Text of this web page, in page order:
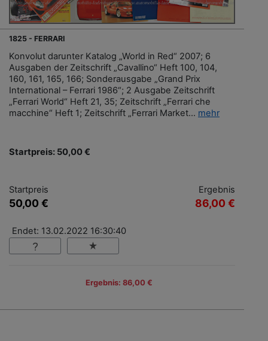
1825 - FERRARI
Konvolut darunter Katalog „World in Red“ 2007; 6
Ausgaben der Zeitschrift „Cavallino“ Heft 100, 104,
160, 161, 165, 166; Sonderausgabe „Grand Prix
International – Ferrari 1986“; 2 Ausgabe Zeitschrift
„Ferrari World“ Heft 21, 35; Zeitschrift „Ferrari che
macchine“ Heft 1; Zeitschrift „Ferrari Market... mehr
Startpreis: 50,00 €
Startpreis
50,00 €
Ergebnis
86,00 €
Endet: 13.02.2022 16:30:40
Ergebnis: 86,00 €